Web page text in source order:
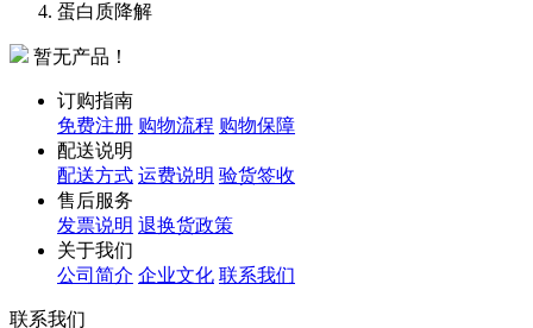
蛋白质降解
暂无产品！
订购指南
免费注册 购物流程 购物保障
配送说明
配送方式 运费说明 验货签收
售后服务
发票说明 退换货政策
关于我们
公司简介 企业文化 联系我们
联系我们